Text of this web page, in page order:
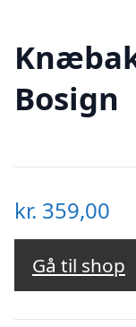
Bosign
kr. 359,00
Gå til shop